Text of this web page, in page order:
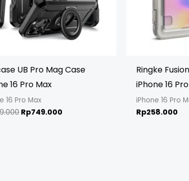
UB Pro Mag Case
16 Pro Max
16 Pro Max
Rp749.000
Ringke
iPhone 16
iPhone 16 Pro
Rp258.000